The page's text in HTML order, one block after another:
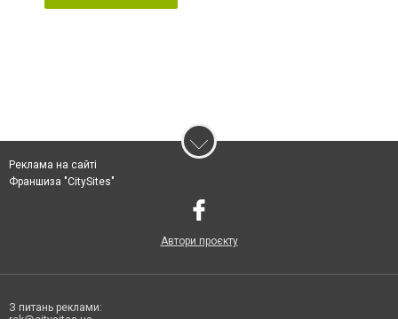
Реклама на сайті
Франшиза "CitySites"
Автори проєкту
З питань реклами: